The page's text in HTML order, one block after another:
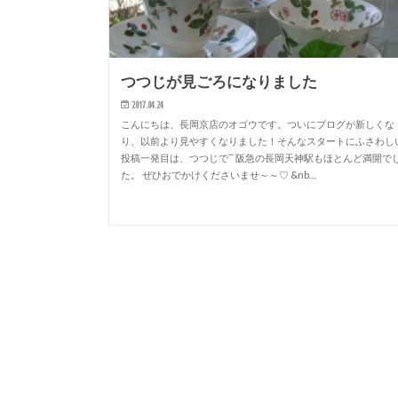
つつじが見ごろになりました
2017.04.24
こんにちは、長岡京店のオゴウです。ついにブログが新しくな
り、以前より見やすくなりました！そんなスタートにふさわし
投稿一発目は、つつじでˆˆ 阪急の長岡天神駅もほとんど満開で
た。 ぜひおでかけくださいませ～～♡ &nb…